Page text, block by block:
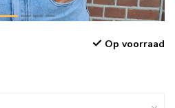
Op voorraad